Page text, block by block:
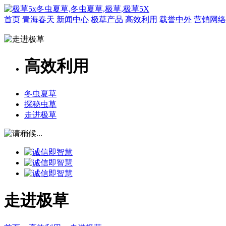
首页 青海春天 新闻中心 极草产品 高效利用 载誉中外 营销网络
高效利用
冬虫夏草
探秘虫草
走进极草
走进极草